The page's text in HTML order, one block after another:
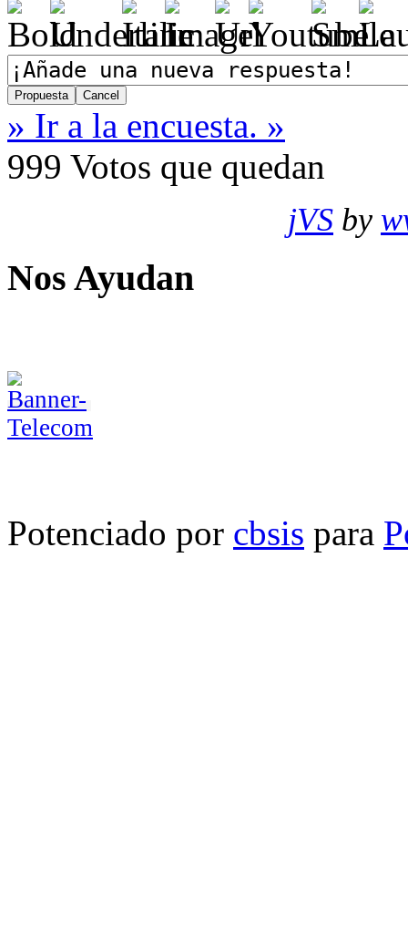
» Ir a la encuesta. »
999 Votos que quedan
jVS by
Nos Ayudan
Potenciado por cbsis para